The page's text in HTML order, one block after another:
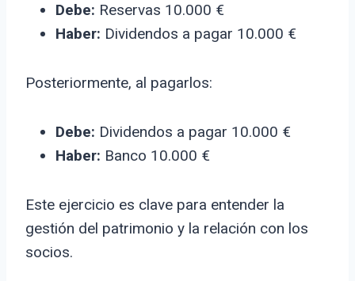
Debe: Reservas 10.000 €
Haber: Dividendos a pagar 10.000 €
Posteriormente, al pagarlos:
Debe: Dividendos a pagar 10.000 €
Haber: Banco 10.000 €
Este ejercicio es clave para entender la
gestión del patrimonio y la relación con los
socios.